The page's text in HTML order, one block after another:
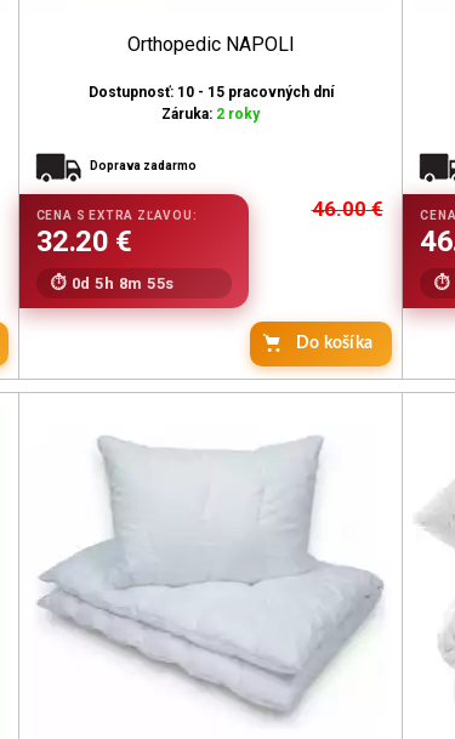
Orthopedic NAPOLI
Dostupnosť: 10 - 15 pracovných dní
Záruka: 2 roky
Doprava zadarmo
46.00€
0d 5h 8m 53s
Do košíka